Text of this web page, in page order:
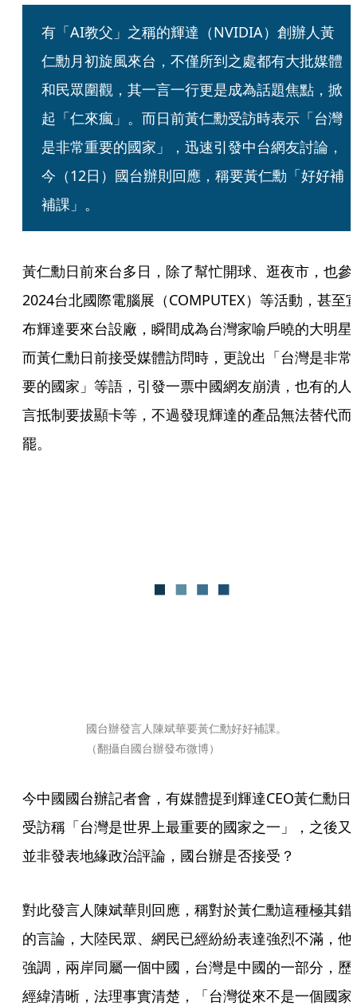
有「AI教父」之稱的輝達（NVIDIA）創辦人黃
仁勳月初旋風來台，不僅所到之處都有大批媒體
和民眾圍觀，其一言一行更是成為話題焦點，掀
起「仁來瘋」。而日前黃仁勳受訪時表示「台灣
是非常重要的國家」，迅速引發中台網友討論，
今（12日）國台辦則回應，稱要黃仁勳「好好補
補課」。
黃仁勳日前來台多日，除了幫忙開球、逛夜市，也參
2024台北國際電腦展（COMPUTEX）等活動，甚至
布輝達要來台設廠，瞬間成為台灣家喻戶曉的大明星
而黃仁勳日前接受媒體訪問時，更說出「台灣是非常
要的國家」等語，引發一票中國網友崩潰，也有的人
言抵制要拔顯卡等，不過發現輝達的產品無法替代而
罷。
國台辦發言人陳斌華要黃仁勳好好補課。
（翻攝自國台辦發布微博）
今中國國台辦記者會，有媒體提到輝達CEO黃仁勳日
受訪稱「台灣是世界上最重要的國家之一」，之後又
並非發表地緣政治評論，國台辦是否接受？
對此發言人陳斌華則回應，稱對於黃仁勳這種極其錯
的言論，大陸民眾、網民已經紛紛表達強烈不滿，他
強調，兩岸同屬一個中國，台灣是中國的一部分，歷
經緯清晰，法理事實清楚，「台灣從來不是一個國家